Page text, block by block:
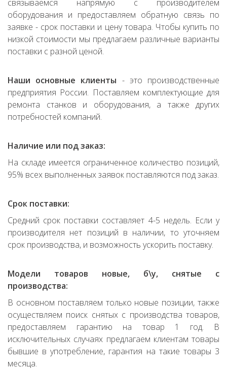
связываемся напрямую с производителем
оборудования и предоставляем обратную связь по
заявке - срок поставки и цену товара. Чтобы купить по
низкой стоимости мы предлагаем различные варианты
поставки с разной ценой.
Наши основные клиенты - это производственные
предприятия России. Поставляем комплектующие для
ремонта станков и оборудования, а также других
потребностей компаний.
Наличие или под заказ:
На складе имеется ограниченное количество позиций,
95% всех выполненных заявок поставляются под заказ.
Срок поставки:
Средний срок поставки составляет 4-5 недель. Если у
производителя нет позиций в наличии, то уточняем
срок производства, и возможность ускорить поставку.
Модели товаров новые, б\у, снятые с
производства:
В основном поставляем только новые позиции, также
осуществляем поиск снятых с производства товаров,
предоставляем гарантию на товар 1 год. В
исключительных случаях предлагаем клиентам товары
бывшие в употребление, гарантия на такие товары 3
месяца.